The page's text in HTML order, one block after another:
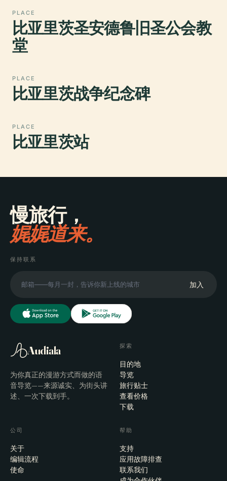
PLACE
比亚里茨圣安德鲁旧圣公会教
堂
PLACE
比亚里茨战争纪念碑
PLACE
比亚里茨站
慢旅行，
娓娓道来。
保持联系
加入
Audiala
为你真正的漫游方式而做的语
音导览——来源诚实、为街头讲
述、一次下载到手。
探索
目的地
导览
旅行贴士
查看价格
下载
公司
关于
编辑流程
使命
帮助
支持
应用故障排查
联系我们